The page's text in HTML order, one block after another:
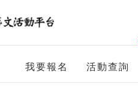
我要報名 活動查詢